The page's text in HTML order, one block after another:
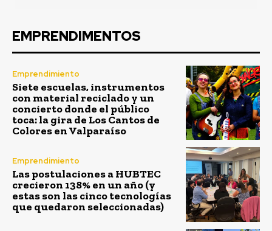
EMPRENDIMENTOS
Emprendimiento
Siete escuelas, instrumentos
con material reciclado y un
concierto donde el público
toca: la gira de Los Cantos de
Colores en Valparaíso
Emprendimiento
Las postulaciones a HUBTEC
crecieron 138% en un año (y
estas son las cinco tecnologías
que quedaron seleccionadas)